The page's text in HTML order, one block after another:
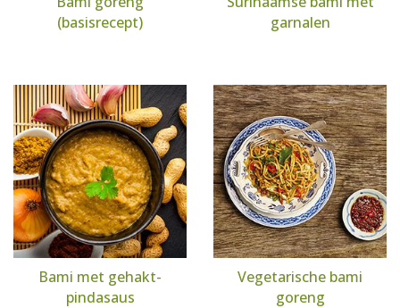
(basisrecept)
garnalen
Bami met gehakt-
pindasaus
Vegetarische bami
goreng